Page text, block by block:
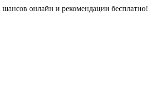
онлайн и рекомендации бесплатно!